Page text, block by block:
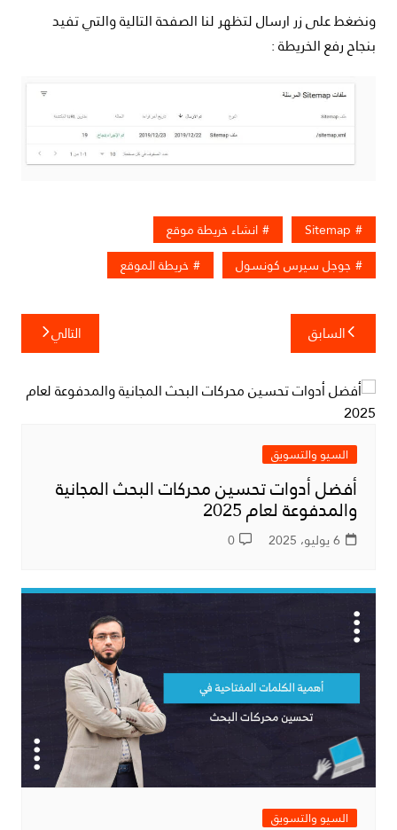
ونضغط على زر ارسال لتظهر لنا الصفحة التالية والتي تفيد
بنجاح رفع الخريطة :
Sitemap
انشاء خريطة موقع
جوجل سيرس كونسول
خريطة الموقع
تصفّح
المقالات
السابق التالي
السيو والتسويق
أفضل أدوات تحسين محركات البحث المجانية
والمدفوعة لعام 2025
6 يوليو، 2025 0
السيو والتسويق